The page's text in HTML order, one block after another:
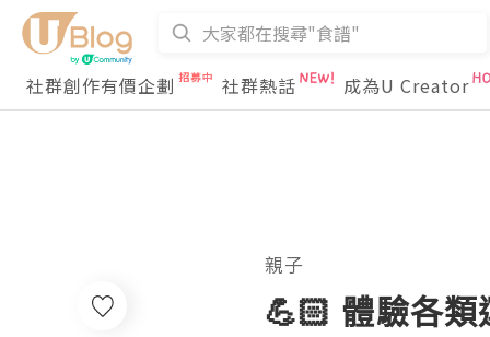
社群創作有價企劃 社群熱話 成為U Creator
親子
💪🏻 體驗各